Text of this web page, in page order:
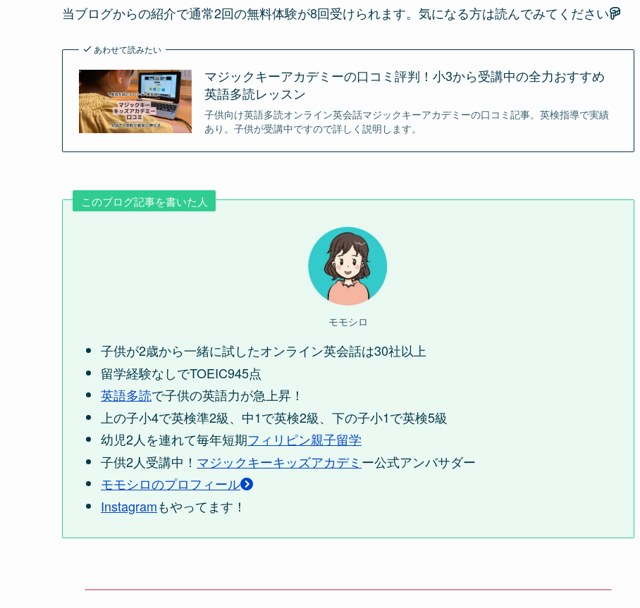
当ブログからの紹介で通常2回の無料体験が8回受けられます。気になる方は読んでみてください
あわせて読みたい
マジックキーアカデミーの口コミ評判！小3から受講中の全力おすすめ
英語多読レッスン
子供向け英語多読オンライン英会話マジックキーアカデミーの口コミ記事。英検指導で実績
あり。子供が受講中ですので詳しく説明します。
このブログ記事を書いた人
モモシロ
子供が2歳から一緒に試したオンライン英会話は30社以上
留学経験なしでTOEIC945点
英語多読で子供の英語力が急上昇！
上の子小4で英検準2級、中1で英検2級、下の子小1で英検5級
幼児2人を連れて毎年短期フィリピン親子留学
子供2人受講中！ マジックキーキッズアカデミ ー公式アンバサダー
モモシロのプロフィール
Instagramもやってます！